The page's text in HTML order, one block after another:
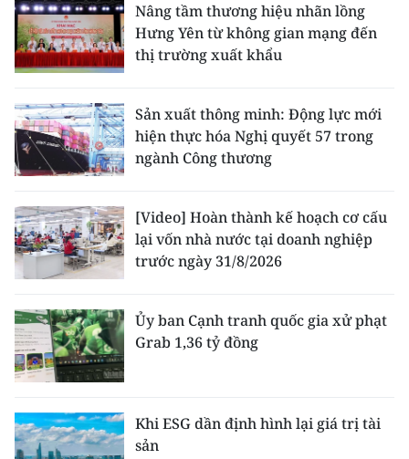
Nâng tầm thương hiệu nhãn lồng
Hưng Yên từ không gian mạng đến
thị trường xuất khẩu
Sản xuất thông minh: Động lực mới
hiện thực hóa Nghị quyết 57 trong
ngành Công thương
[Video] Hoàn thành kế hoạch cơ cấu
lại vốn nhà nước tại doanh nghiệp
trước ngày 31/8/2026
Ủy ban Cạnh tranh quốc gia xử phạt
Grab 1,36 tỷ đồng
Khi ESG dần định hình lại giá trị tài
sản